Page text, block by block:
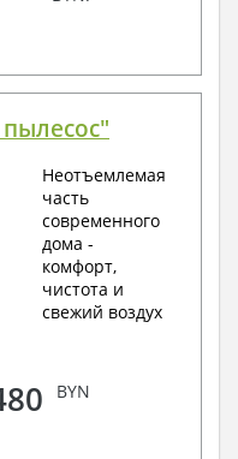
Неотъемлемая
часть
современного
дома -
комфорт,
чистота и
свежий воздух
BYN